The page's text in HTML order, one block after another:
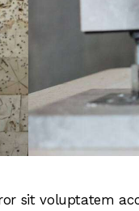
sit voluptatem